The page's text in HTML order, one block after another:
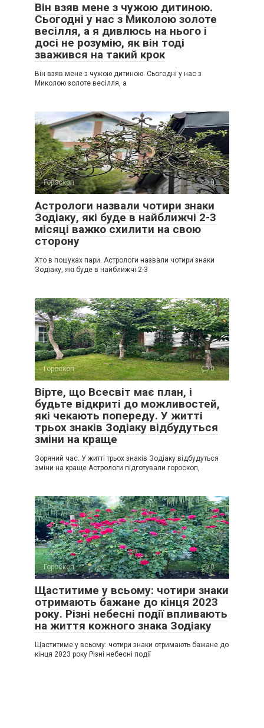
Він взяв мене з чужою дитиною.
Сьогодні у нас з Миколою золоте
весілля, а я дивлюсь на нього і
досі не розумію, як він тоді
зважився на такий крок
Він взяв мене з чужою дитиною. Сьогодні у нас з
Миколою золоте весілля, а
Гороскоп 0
Астрологи назвали чотири знаки
Зодіаку, які буде в найближчі 2-3
місяці важко схилити на свою
сторону
Хто в пошуках пари. Астрологи назвали чотири знаки
Зодіаку, які буде в найближчі 2-3
Гороскоп 0
Вірте, що Всесвіт має план, і
будьте відкриті до можливостей,
які чекають попереду. У житті
трьох знаків Зодіаку відбудуться
зміни на краще
Зоряний час. У житті трьох знаків Зодіаку відбудуться
зміни на краще Астрологи підготували гороскоп,
Гороскоп 0
Щаститиме у всьому: чотири знаки
отримають бажане до кінця 2023
року. Різні небесні події впливають
на життя кожного знака Зодіаку
Щаститиме у всьому: чотири знаки отримають бажане до
кінця 2023 року Різні небесні події